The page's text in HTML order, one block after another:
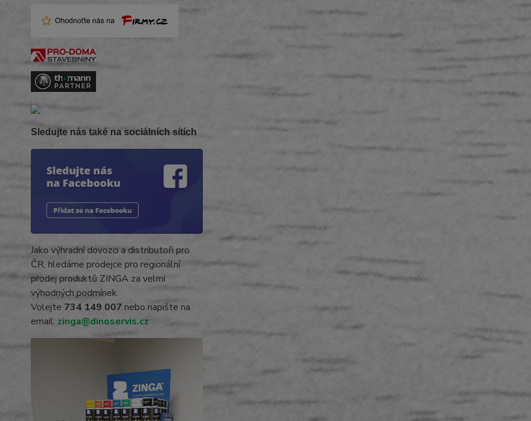
Sledujte nás také na sociálních sítích
Jako výhradní dovozci a distributoři pro
ČR, hledáme prodejce pro regionální
prodej produktů ZINGA za velmi
výhodných podmínek.
Volejte 734 149 007 nebo napište na
email: zinga@dinoservis.cz